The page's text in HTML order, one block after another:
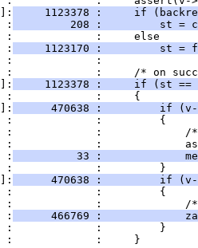
]:
1123378 :     if
:
208 :         st =
:             :     else
:
1123170 :         st =
:             :
:             :     /* on
]:
1123378 :     if (st ==
:             :     {
]:
470638 :         if
:             :         {
:             :
:             :
:
33 :
:             :         }
]:
470638 :         if
:             :         {
:             :
:
466769 :
:             :         }
:             :     }